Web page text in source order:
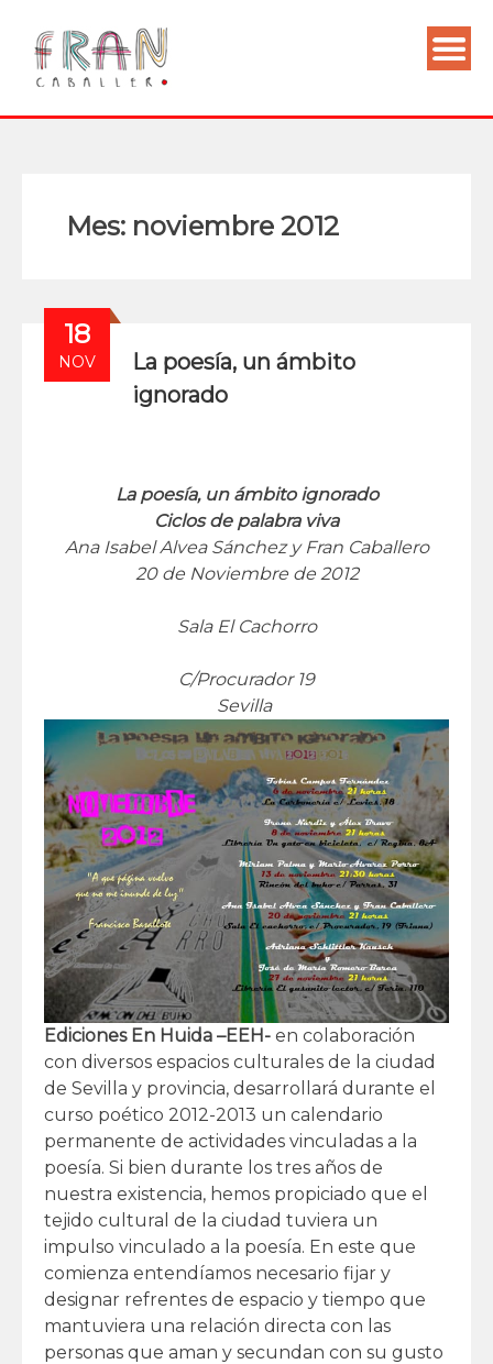
Mes: noviembre 2012
18
NOV
La poesía, un ámbito
ignorado
La poesía, un ámbito ignorado
Ciclos de palabra viva
Ana Isabel Alvea Sánchez y Fran Caballero
20 de Noviembre de 2012
Sala El Cachorro
C/Procurador 19
Sevilla
Ediciones En Huida –EEH- en colaboración
con diversos espacios culturales de la ciudad
de Sevilla y provincia, desarrollará durante el
curso poético 2012-2013 un calendario
permanente de actividades vinculadas a la
poesía. Si bien durante los tres años de
nuestra existencia, hemos propiciado que el
tejido cultural de la ciudad tuviera un
impulso vinculado a la poesía. En este que
comienza entendíamos necesario fijar y
designar refrentes de espacio y tiempo que
mantuviera una relación directa con las
personas que aman y secundan con su gusto